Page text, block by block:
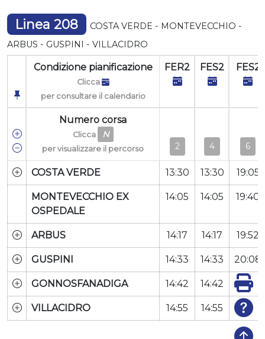
Linea 208
COSTA VERDE - MONTEVECCHIO -
ARBUS - GUSPINI - VILLACIDRO
Condizione pianificazione
Clicca
per consultare il calendario
FER2 FES2 FES2
Numero corsa
Clicca N
per visualizzare il percorso 2 4 6
COSTA VERDE 13:30 13:30 19:05
MONTEVECCHIO EX
OSPEDALE
14:05 14:05 19:40
ARBUS 14:17 14:17 19:52
GUSPINI 14:33 14:33 20:08
GONNOSFANADIGA 14:42 14:42
VILLACIDRO 14:55 14:55